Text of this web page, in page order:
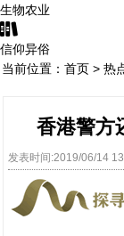
生物农业
󰃊
信仰异俗
当前位置： 首页> 热
香港警方
发表时间:2019/06/14